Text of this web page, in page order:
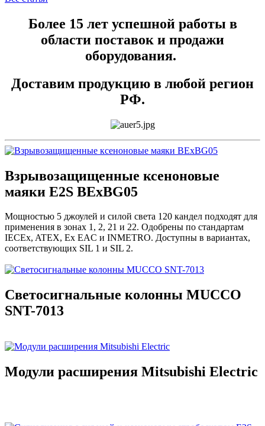
Более 15 лет успешной работы в
области поставок и продажи
оборудования.
Доставим продукцию в любой регион
РФ.
Взрывозащищенные ксеноновые
маяки E2S BExBG05
Мощностью 5 джоулей и силой света 120 кандел подходят для
применения в зонах 1, 2, 21 и 22. Одобрены по стандартам
IECEx, ATEX, Ex EAC и INMETRO. Доступны в вариантах,
соответствующих SIL 1 и SIL 2.
Светосигнальные колонны MUCCO
SNT-7013
Модули расширения Mitsubishi Electric